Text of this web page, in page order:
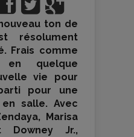
ton de
résolument
Frais comme
en quelque
vie pour
pour une
salle. Avec
Marisa
Downey Jr.,